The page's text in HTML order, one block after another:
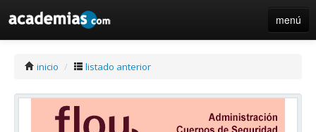
menú
inicio / listado anterior